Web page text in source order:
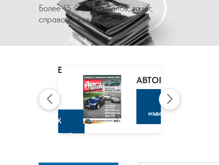
Более 15 000 журналов, газет,
справочников и каталогов
CLAIRE
МАРИ
КЛЭР
К
изданию
АВТОРЕВЮ
К
изданию